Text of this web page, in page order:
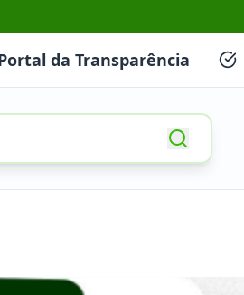
da Transparência